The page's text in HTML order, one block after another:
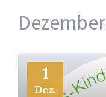
1
Dez.
Mehr